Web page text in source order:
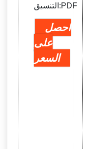
التنسيق:PDF
احصل
على
السعر